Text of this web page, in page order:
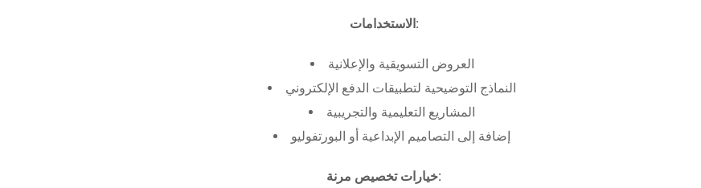
الاستخدامات:
العروض التسويقية والإعلانية
النماذج التوضيحية لتطبيقات الدفع الإلكتروني
المشاريع التعليمية والتجريبية
إضافة إلى التصاميم الإبداعية أو البورتفوليو
خيارات تخصيص مرنة: